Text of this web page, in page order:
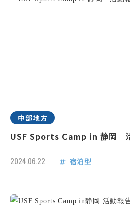
中部地方
USF Sports Camp in 静岡
2024.06.22 宿泊型